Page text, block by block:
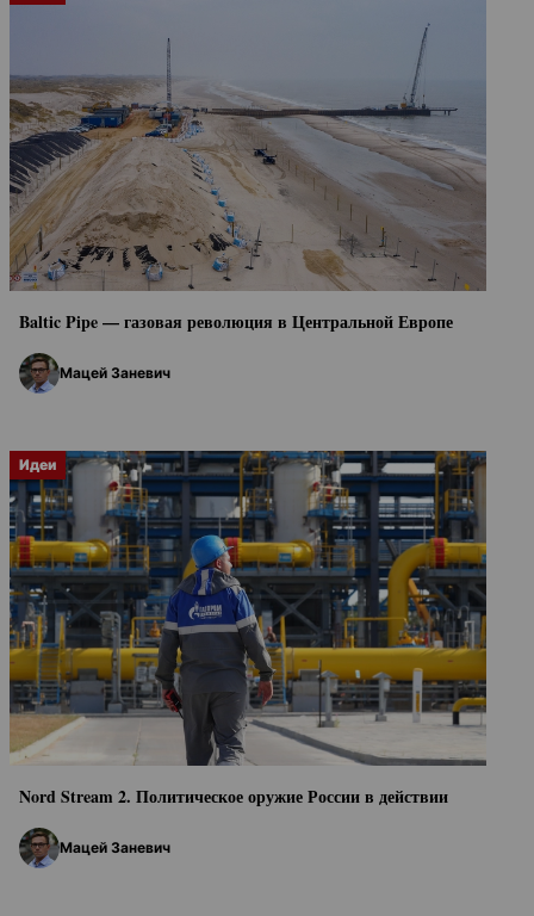
Baltic Pipe — газовая революция в Центральной Европе
Мацей Заневич
Идеи
Nord Stream 2. Политическое оружие России в действии
Мацей Заневич